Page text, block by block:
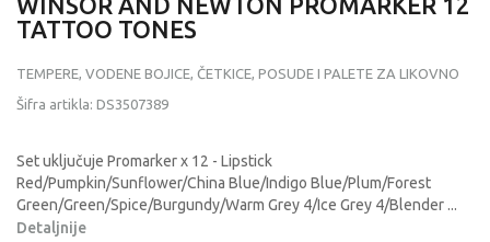
TATTOO TONES
TEMPERE, VODENE BOJICE, ČETKICE, POSUDE I PALETE ZA LIKOVNO
Šifra artikla: DS3507389
Set uključuje Promarker x 12 - Lipstick
Red/Pumpkin/Sunflower/China Blue/Indigo Blue/Plum/Forest
Green/Green/Spice/Burgundy/Warm Grey 4/Ice Grey 4/Blender ...
Detaljnije